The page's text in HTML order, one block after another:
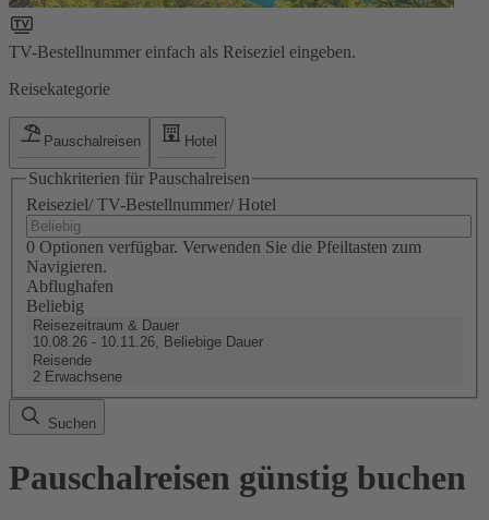
TV-Bestellnummer einfach als Reiseziel eingeben.
Reisekategorie
Pauschalreisen Hotel
Suchkriterien für Pauschalreisen
Reiseziel/ TV-Bestellnummer/ Hotel
0 Optionen verfügbar. Verwenden Sie die Pfeiltasten zum
Navigieren.
Abflughafen
Beliebig
Reisezeitraum & Dauer
10.08.26 - 10.11.26, Beliebige Dauer
Reisende
2 Erwachsene
Suchen
Pauschalreisen günstig buchen